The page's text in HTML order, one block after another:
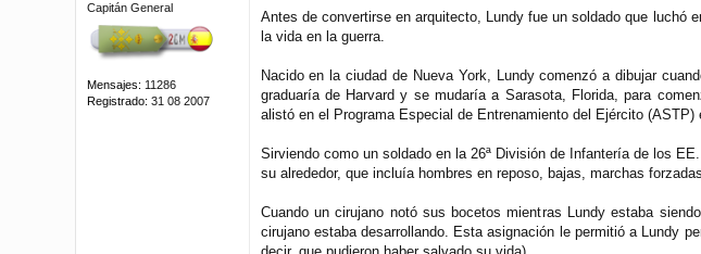
Capitán General
Mensajes: 11286
Registrado: 31 08 2007
Antes de convertirse en arquitecto, Lundy fue un soldado que luchó
la vida en la guerra.
Nacido en la ciudad de Nueva York, Lundy comenzó a dibujar
graduaría de Harvard y se mudaría a Sarasota, Florida, para
alistó en el Programa Especial de Entrenamiento del Ejército
Sirviendo como un soldado en la 26ª División de Infantería de los
su alrededor, que incluía hombres en reposo, bajas, marchas
Cuando un cirujano notó sus bocetos mientras Lundy estaba
cirujano estaba desarrollando. Esta asignación le permitió a Lundy